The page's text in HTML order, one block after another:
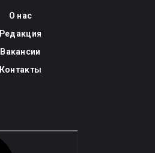
О нас
Редакция
Вакансии
Контакты